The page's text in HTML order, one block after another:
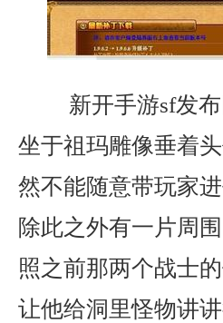
新开手游sf发
坐于祖玛雕像垂着
然不能随意带玩家
除此之外有一片周
照之前那两个战士
让他给洞里怪物讲